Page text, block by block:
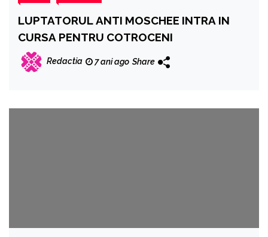
LUPTATORUL ANTI MOSCHEE INTRA IN
CURSA PENTRU COTROCENI
Redactia 7 ani ago Share